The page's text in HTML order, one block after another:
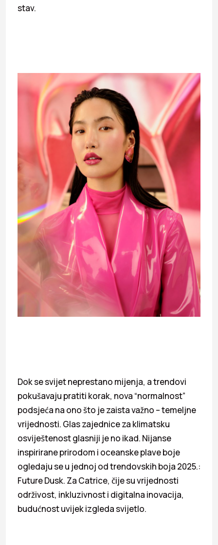
stav.
Dok se svijet neprestano mijenja, a trendovi
pokušavaju pratiti korak, nova “normalnost”
podsjeća na ono što je zaista važno – temeljne
vrijednosti. Glas zajednice za klimatsku
osviještenost glasniji je no ikad. Nijanse
inspirirane prirodom i oceanske plave boje
ogledaju se u jednoj od trendovskih boja 2025.:
Future Dusk. Za Catrice, čije su vrijednosti
održivost, inkluzivnost i digitalna inovacija,
budućnost uvijek izgleda svijetlo.